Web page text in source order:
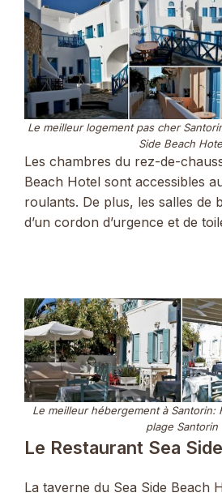
Le meilleur logement pas cher
Side Beach
Les chambres du rez-de-
Beach Hotel sont accessibles
roulants. De plus, les salles de
d’un cordon d’urgence et de
Le meilleur hébergement à Santorin:
plage Santorin
Le Restaurant Sea Side
La taverne du Sea Side Beach